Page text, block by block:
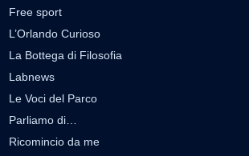
Free sport
L’Orlando Curioso
La Bottega di Filosofia
Labnews
Le Voci del Parco
Parliamo di…
Ricomincio da me